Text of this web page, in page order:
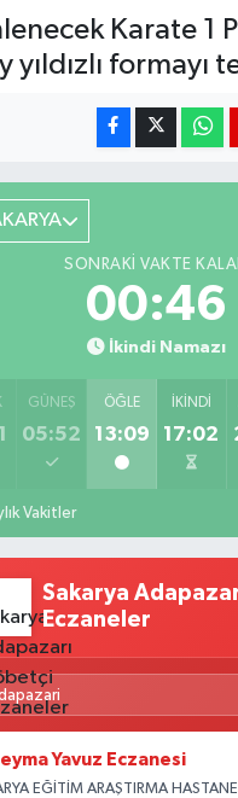
Karate 1
formayı
SONRAKI VAKTE
00:44
İkindi Namazı
GÜNEŞ
05:52
ÖĞLE
13:09
İKINDI
17:02
Vakitler
Sakarya
Eczaneler
Yavuz Eczanesi
EĞİTİM ARAŞTIRMA